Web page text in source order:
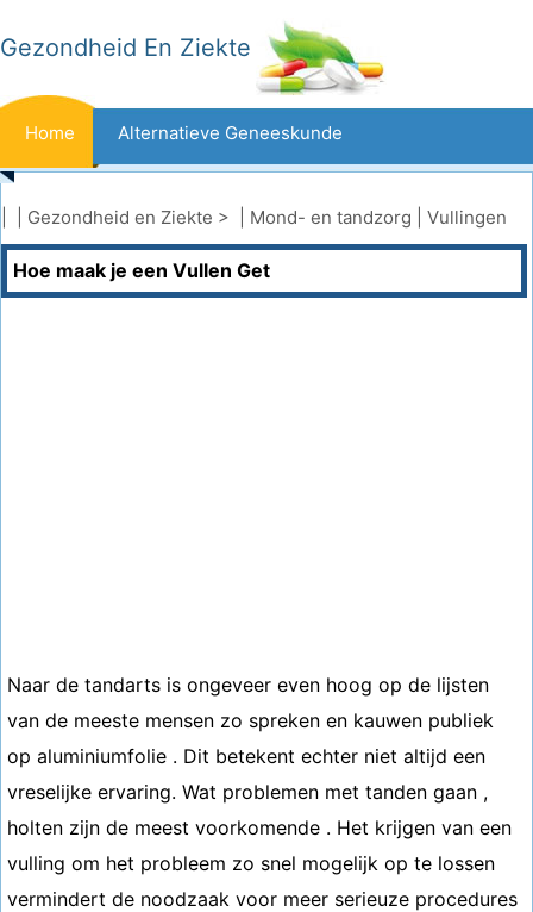
Gezondheid En Ziekte
Home Alternatieve Geneeskunde
Beten En Steken Kanker
Aandoeningen En Behandelingen
Gezondheid en Ziekte > | Mond- en tandzorg Vullingen
Hoe maak je een Vullen Get
Naar de tandarts is ongeveer even hoog op de lijsten
van de meeste mensen zo spreken en kauwen publiek
op aluminiumfolie . Dit betekent echter niet altijd een
vreselijke ervaring. Wat problemen met tanden gaan ,
holten zijn de meest voorkomende . Het krijgen van een
vulling om het probleem zo snel mogelijk op te lossen
vermindert de noodzaak voor meer serieuze procedures